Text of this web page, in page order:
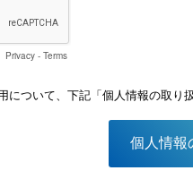
Privacy - Terms
について、下記「個人情報の取り